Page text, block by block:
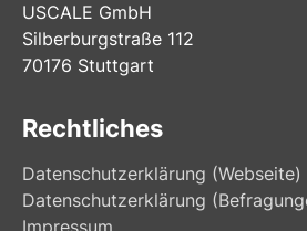
USCALE GmbH
Silberburgstraße 112
70176 Stuttgart
Rechtliches
Datenschutzerklärung (Webseite)
Datenschutzerklärung